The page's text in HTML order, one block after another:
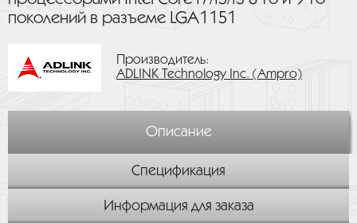
поколений в разъеме LGA1151
Производитель:
ADLINK Technology Inc. (Ampro)
Описание
Спецификация
Информация для заказа